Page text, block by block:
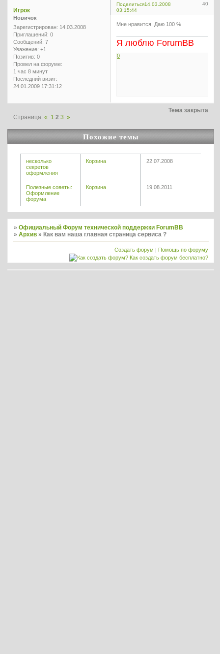
Поделиться 40
14.03.2008
03:15:44
Игрок
Новичок
Зарегистрирован: 14.03.2008
Приглашений: 0
Сообщений: 7
Уважение: +1
Позитив: 0
Провел на форуме:
1 час 8 минут
Последний визит:
24.01.2009 17:31:12
Мне нравится. Даю 100 %
Я люблю ForumBB
0
Тема закрыта
Страница:« 1 2 3 »
Похожие темы
несколько
секретов
оформления
Корзина 22.07.2008
Полезные советы:
Оформление
форума
Корзина 19.08.2011
»Официальный Форум технической поддержки ForumBB
»Архив »Как вам наша главная страница сервиса ?
Создать форум |Помощь по форуму